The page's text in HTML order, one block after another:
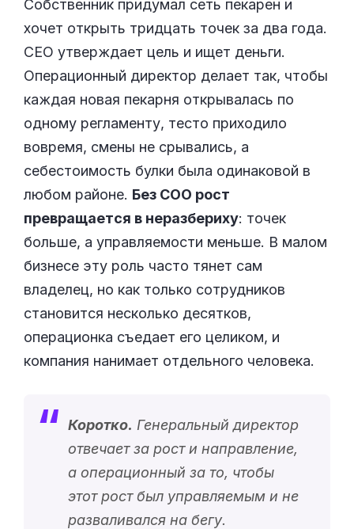
Собственник придумал сеть пекарен и
хочет открыть тридцать точек за два года.
CEO утверждает цель и ищет деньги.
Операционный директор делает так, чтобы
каждая новая пекарня открывалась по
одному регламенту, тесто приходило
вовремя, смены не срывались, а
себестоимость булки была одинаковой в
любом районе. Без COO рост
превращается в неразбериху: точек
больше, а управляемости меньше. В малом
бизнесе эту роль часто тянет сам
владелец, но как только сотрудников
становится несколько десятков,
операционка съедает его целиком, и
компания нанимает отдельного человека.
Коротко. Генеральный директор
отвечает за рост и направление,
а операционный за то, чтобы
этот рост был управляемым и не
разваливался на бегу.